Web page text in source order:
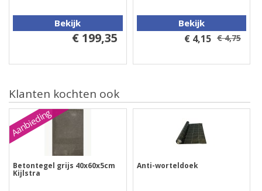
Bekijk
€ 199,35
Bekijk
€ 4,15 € 4,75
Klanten kochten ook
Aanbieding
Betontegel grijs 40x60x5cm
Kijlstra
Anti-worteldoek